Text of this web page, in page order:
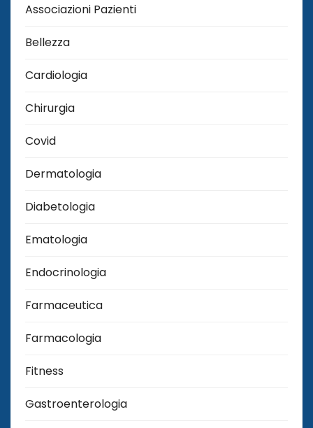
Associazioni Pazienti
Bellezza
Cardiologia
Chirurgia
Covid
Dermatologia
Diabetologia
Ematologia
Endocrinologia
Farmaceutica
Farmacologia
Fitness
Gastroenterologia